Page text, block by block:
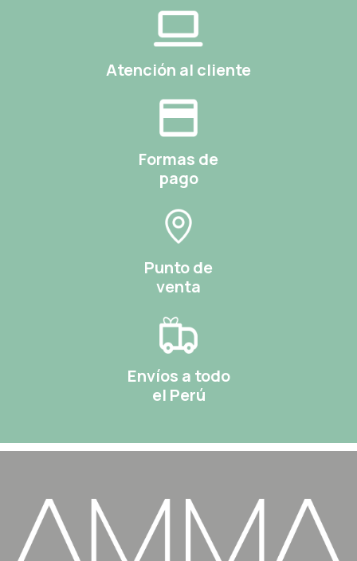
Atención al cliente
Formas de
pago
Punto de
venta
Envíos a todo
el Perú